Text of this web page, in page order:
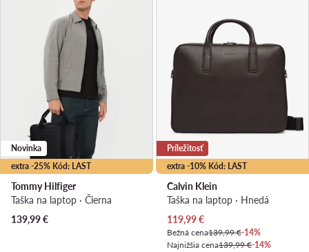
extra -25% Kód: LAST
Novinka
Tommy Hilfiger
Taška na laptop · Čierna
139,99€
extra -10% Kód: LAST
Príležitosť
Calvin Klein
Taška na laptop · Hnedá
Aktuálna cena
119,99€
Bežná cena139,99 €-14%
Najnižšia cena139,99 €-14%